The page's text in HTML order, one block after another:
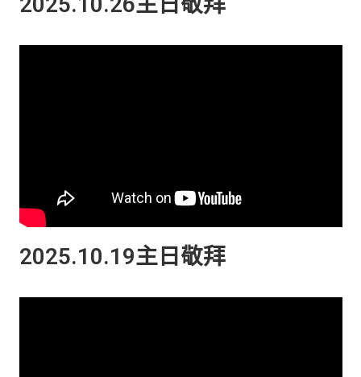
2025.10.19主日敬拜